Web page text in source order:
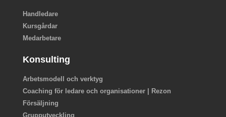
Handledare
Kursgårdar
Medarbetare
Konsulting
Arbetsmodell och verktyg
Coaching för ledare och organisationer | Rezon
Försäljning
Grupputveckling